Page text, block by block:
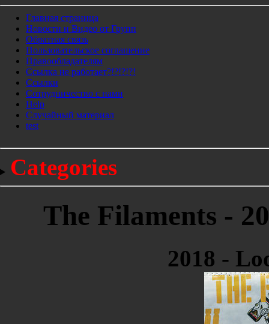
Главная страница
Новости и Видео от Групп
Обратная связь
Пользовательское соглашение
Правообладателям
Ссылка не работает?!?!?!?!
Ссылки
Сотрудничество с нами
Help
Cлучайный материал
test
Categories
The Filaments -
2018 -